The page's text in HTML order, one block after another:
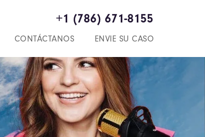
+1 (786) 671-8155
CONTÁCTANOS ENVIE SU CASO